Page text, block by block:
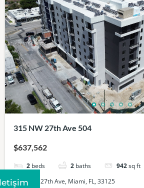
315 NW 27th Ave 504
$637,562
2 beds 2 baths 942sq ft
504, 315, 27th Ave, Miami, FL, 33125